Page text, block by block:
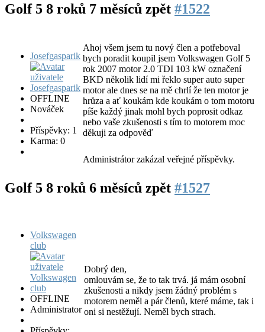
Golf 5 8 roků 7 měsíců zpět #1522
Josefgasparik
OFFLINE
Nováček
Příspěvky: 1
Karma: 0
Ahoj všem jsem tu nový člen a potřeboval
bych poradit koupil jsem Volkswagen Golf 5
rok 2007 motor 2.0 TDI 103 kW označení
BKD několik lidí mi řeklo super auto super
motor ale dnes se na mě chrlí že ten motor je
hrůza a ať koukám kde koukám o tom motoru
píše každý jinak mohl bych poprosit odkaz
nebo vaše zkušenosti s tím to motorem moc
děkuji za odpověď
Administrátor zakázal veřejné příspěvky.
Golf 5 8 roků 6 měsíců zpět #1527
Volkswagen
club
OFFLINE
Administrator
Dobrý den,
omlouvám se, že to tak trvá. já mám osobní
zkušenosti a nikdy jsem žádný problém s
motorem neměl a pár členů, které máme, tak i
oni si nestěžují. Neměl bych strach.